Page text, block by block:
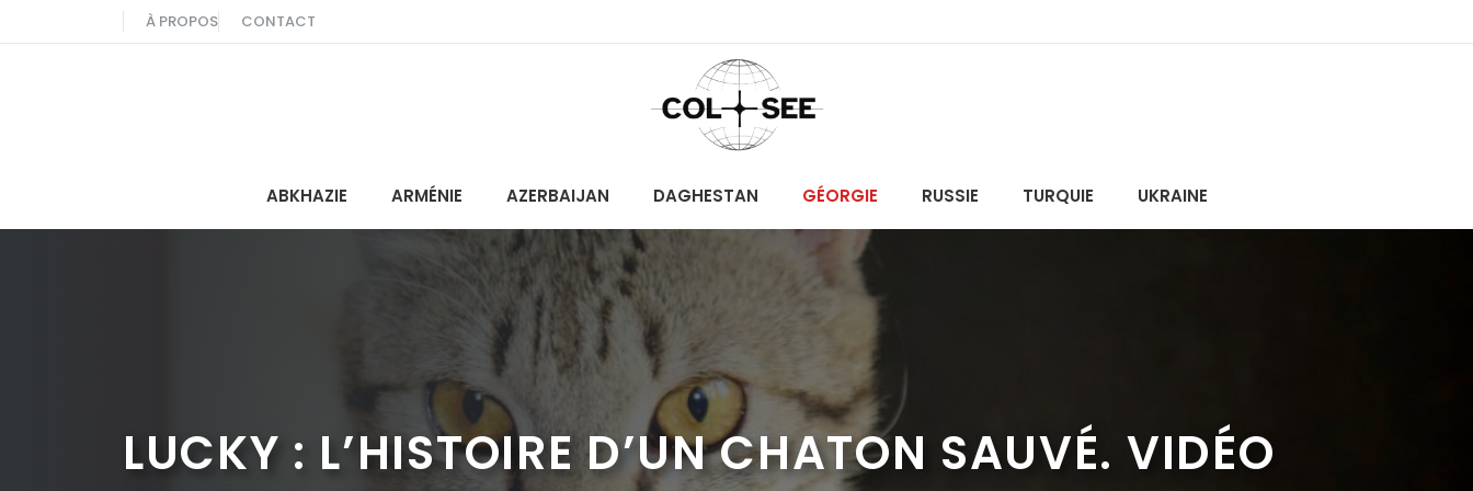
au
À PROPOS CONTACT
ABKHAZIE ARMÉNIE AZERBAIJAN DAGHESTAN GÉORGIE RUSSIE TURQUIE UKRAINE
LUCKY : L’HISTOIRE D’UN CHATON SAUVÉ. VIDÉO